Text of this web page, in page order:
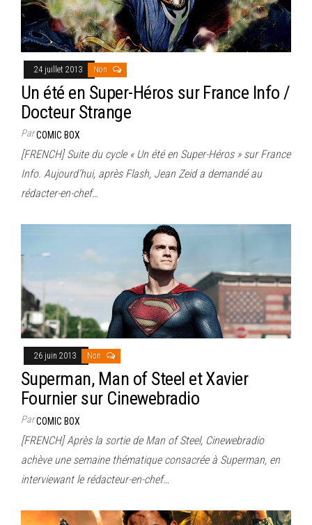
24 juillet 2013 Non
Un été en Super-Héros sur France Info /
Docteur Strange
ParCOMIC BOX
[FRENCH] Suite du cycle « Un été en Super-Héros » sur France
Info. Aujourd’hui, après Flash, Jean Zeid a demandé au
rédacter-en-chef…
26 juin 2013 Non
Superman, Man of Steel et Xavier
Fournier sur Cinewebradio
ParCOMIC BOX
[FRENCH] Après la sortie de Man of Steel, Cinewebradio
achève une semaine thématique consacrée à Superman, en
interviewant le rédacteur-en-chef…